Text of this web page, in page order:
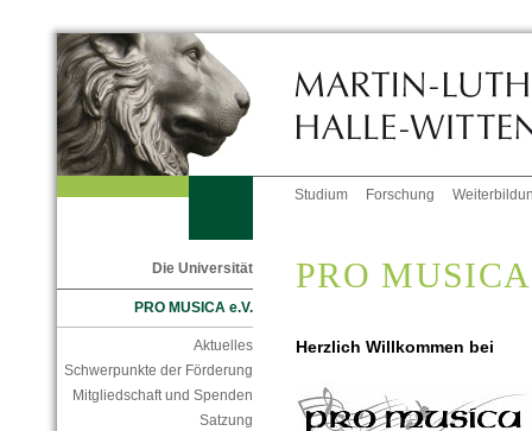
Studium Forschung
Die Universität
PRO MUSICA e.V.
Aktuelles
Schwerpunkte der Förderung
Mitgliedschaft und Spenden
Satzung
PRO
Herzlich Willkommen bei